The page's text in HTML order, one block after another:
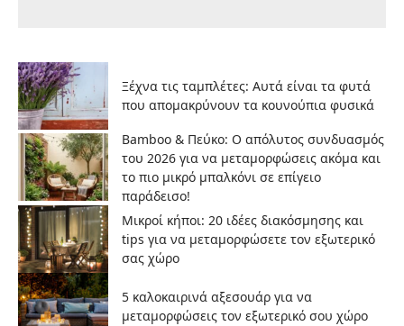
Ξέχνα τις ταμπλέτες: Αυτά είναι τα φυτά
που απομακρύνουν τα κουνούπια φυσικά
Bamboo & Πεύκο: Ο απόλυτος συνδυασμός
του 2026 για να μεταμορφώσεις ακόμα και
το πιο μικρό μπαλκόνι σε επίγειο
παράδεισο!
Μικροί κήποι: 20 ιδέες διακόσμησης και
tips για να μεταμορφώσετε τον εξωτερικό
σας χώρο
5 καλοκαιρινά αξεσουάρ για να
μεταμορφώσεις τον εξωτερικό σου χώρο